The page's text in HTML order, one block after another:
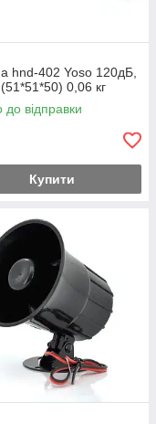
hnd-402 Yoso 120дБ,
0,06 кг
до відправки
Купити